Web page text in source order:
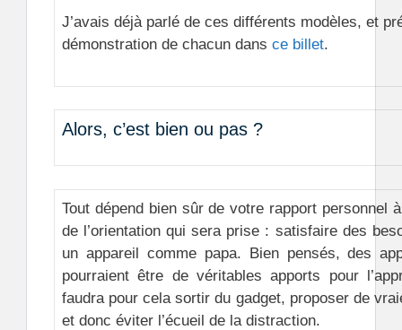
J’avais déjà parlé de ces différents modèles, et
démonstration de chacun dans ce billet.
Alors, c’est bien ou pas ?
Tout dépend bien sûr de votre rapport personnel
de l’orientation qui sera prise : satisfaire des
un appareil comme papa. Bien pensés, des
pourraient être de véritables apports pour
faudra pour cela sortir du gadget, proposer de
et donc éviter l’écueil de la distraction.